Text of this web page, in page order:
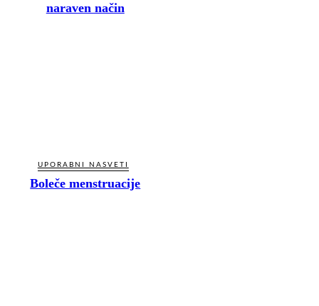
naraven način
UPORABNI NASVETI
Boleče menstruacije